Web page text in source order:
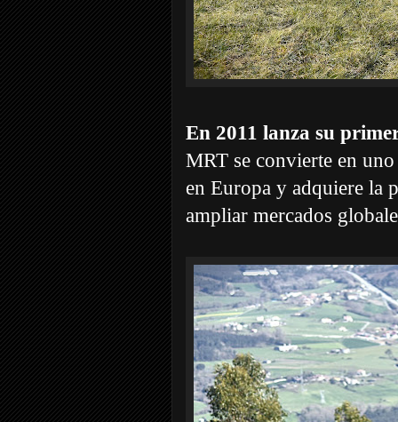
En 2011 lanza su
MRT se convierte en
en Europa y adquiere la
ampliar mercados